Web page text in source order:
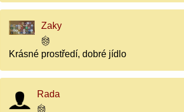
Zaky
Krásné prostředí, dobré jídlo
Rada